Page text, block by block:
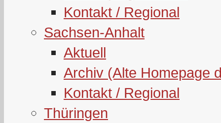
Kontakt / Regional
Sachsen-Anhalt
Aktuell
Archiv (Alte Homepage
Kontakt / Regional
Thüringen